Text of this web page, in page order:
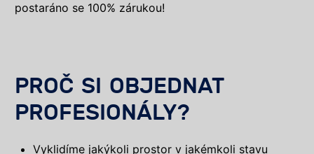
postaráno se 100% zárukou!
PROČ SI OBJEDNAT
PROFESIONÁLY?
Vyklidíme jakýkoli prostor v jakémkoli stavu